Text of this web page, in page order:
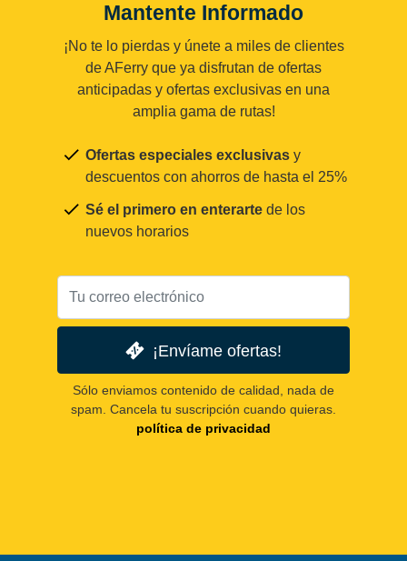
Mantente Informado
¡No te lo pierdas y únete a miles de clientes
de AFerry que ya disfrutan de ofertas
anticipadas y ofertas exclusivas en una
amplia gama de rutas!
Ofertas especiales exclusivas y
descuentos con ahorros de hasta el 25%
Sé el primero en enterarte de los
nuevos horarios
¡Envíame ofertas!
Sólo enviamos contenido de calidad, nada de
spam. Cancela tu suscripción cuando quieras.
política de privacidad